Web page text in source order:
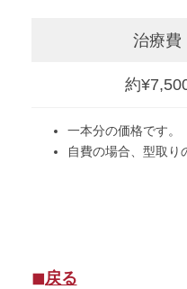
治療費
約
一本分の価格です。
自費の場合、型取り
◼︎戻る